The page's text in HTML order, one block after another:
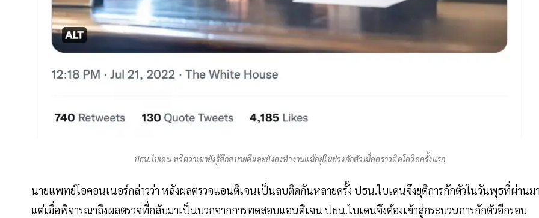
ปธน.ไบเดน ทวีตว่าเขายังรู้สึกสบายดีและยังคงทำงานแม้อยู่ในช่วงกักตัวเมื่อคราวติดโควิดครั้งแรก
นายแพทย์โอคอนเนอร์กล่าวว่า หลังผลตรวจแอนติเจนเป็นลบติดกันหลายครั้ง ปธน.ไบเดนจึงยุติการกักตัวในวันพุธที่ผ่านม
แต่เมื่อพิจารณาถึงผลตรวจที่กลับมาเป็นบวกจากการทดสอบแอนติเจน ปธน.ไบเดนจึงต้องเข้าสู่กระบวนการกักตัวอีกรอบ